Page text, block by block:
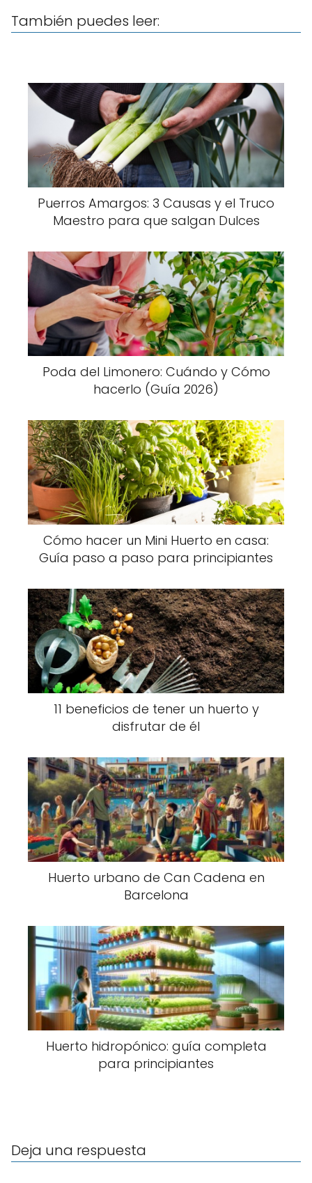
También puedes leer:
Puerros Amargos: 3 Causas y el Truco
Maestro para que salgan Dulces
Poda del Limonero: Cuándo y Cómo
hacerlo (Guía 2026)
Cómo hacer un Mini Huerto en casa:
Guía paso a paso para principiantes
11 beneficios de tener un huerto y
disfrutar de él
Huerto urbano de Can Cadena en
Barcelona
Huerto hidropónico: guía completa
para principiantes
Deja una respuesta